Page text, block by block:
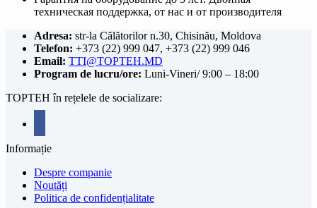
техническая поддержка, от нас и от производителя
Adresa: str-la Călătorilor n.30, Chisinău, Moldova
Telefon: +373 (22) 999 047, +373 (22) 999 046
Email: TTI@TOPTEH.MD
Program de lucru/ore: Luni-Vineri/ 9:00 – 18:00
TOPTEH în rețelele de socializare:
Informație
Despre companie
Noutăți
Politica de confidențialitate